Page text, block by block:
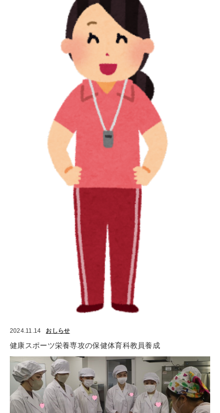
2024.11.14 おしらせ
健康スポーツ栄養専攻の保健体育科教員養成